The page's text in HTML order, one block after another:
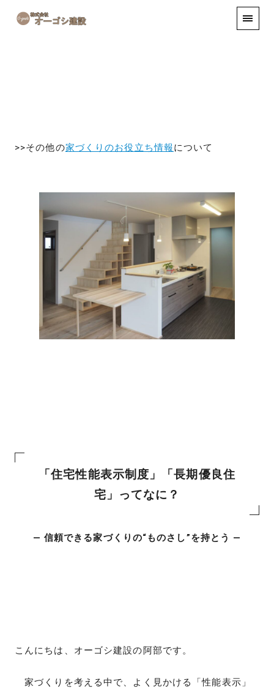
手しごと
>>その他の家づくりのお役立ち情報について
「住宅性能表示制度」「長期優良住
宅」ってなに？
― 信頼できる家づくりの“ものさし”を持とう ―
こんにちは、オーゴシ建設の阿部です。
家づくりを考える中で、よく見かける「性能表示」